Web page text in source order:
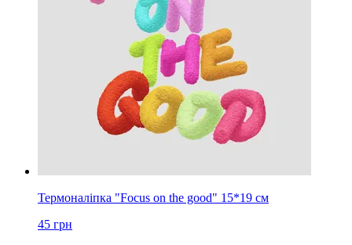
Термоналіпка "Focus on the good" 15*19 см
45 грн